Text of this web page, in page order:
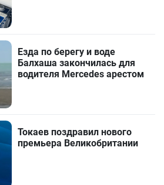
Езда по берегу и воде
Балхаша закончилась для
водителя Mercedes арестом
Токаев поздравил нового
премьера Великобритании